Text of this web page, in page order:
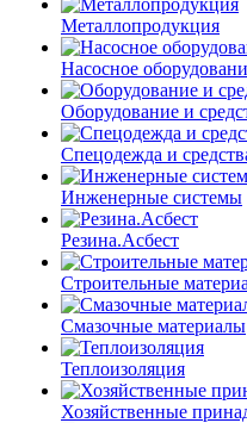
Металлопродукция
Насосное
Оборудование и
Спецодежда и
Инженерные системы
Резина.Асбест
Строительные
Смазочные материалы
Теплоизоляция
Хозяйственные